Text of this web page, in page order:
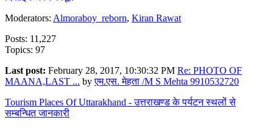
Moderators: Almoraboy_reborn, Kiran Rawat
Posts: 11,227
Topics: 97
Last post: February 28, 2017, 10:30:32 PM Re: PHOTO OF
MAANA,LAST ... byएम.एस. मेहता /M S Mehta 9910532720
Tourism Places Of Uttarakhand - उत्तराखण्ड के पर्यटन स्थलों से
सम्बन्धित जानकारी